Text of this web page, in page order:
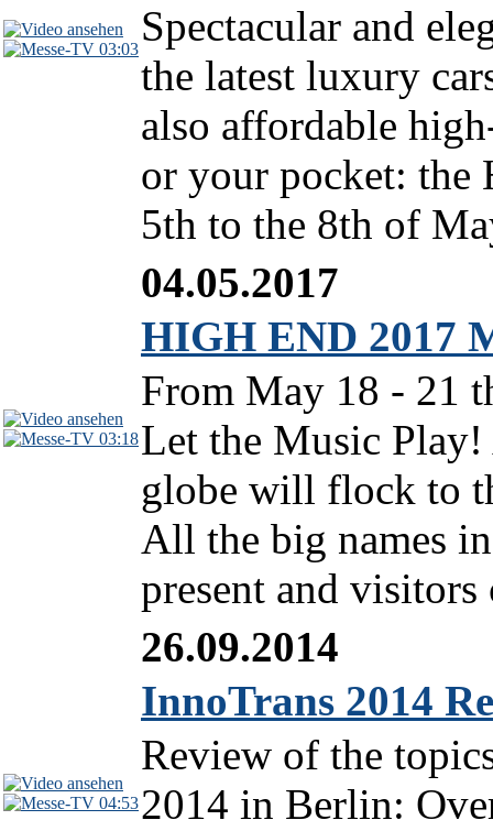
03:03 Spectacular and
the latest luxury
also affordable
or your pocket: the
5th to the 8th of
03:18
04.05.2017
HIGH END 2017
From May 18 - 21
Let the Music
globe will flock to
All the big names
present and visitors
04:53
26.09.2014
InnoTrans 2014
Review of the
2014 in Berlin: